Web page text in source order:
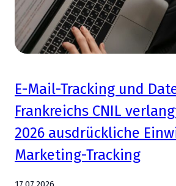
E-Mail-Tracking und
Frankreichs CNIL
2026 ausdrückliche
Marketing-Tracking